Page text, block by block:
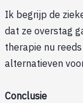
Ik begrijp de
dat ze overstag
therapie nu
alternatieven
Conclusie